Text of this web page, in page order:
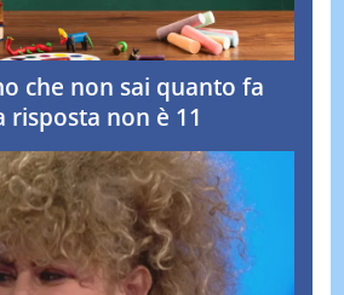
che non sai quanto fa
risposta non è 11